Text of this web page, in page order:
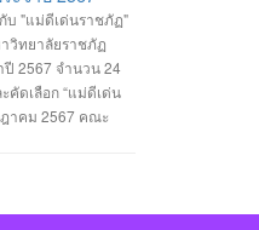
บ "แม่ดีเด่นราชภัฏ"
วิทยาลัยราชภัฏ
ปี 2567 จำนวน 24
ดเลือก “แม่ดีเด่น
าคม 2567 คณะ
ร์ #คณะวิทยาการ